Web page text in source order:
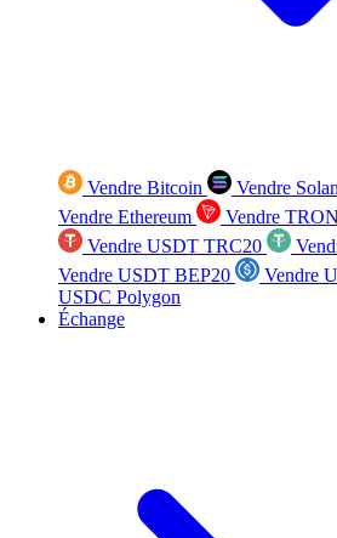
Vendre Bitcoin Vendre
Vendre Ethereum
Vendre TRON
Vendre USDT TRC20
Vendre USDT BEP20
Vendre
USDC Polygon
Échange